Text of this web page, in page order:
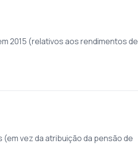
2015 (relativos aos rendimentos de
vez da atribuição da pensão de